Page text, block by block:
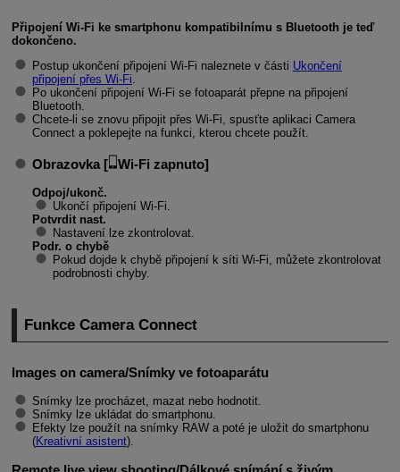
Připojení Wi-Fi ke smartphonu kompatibilnímu s Bluetooth je teď
dokončeno.
Postup ukončení připojení Wi-Fi naleznete v části Ukončení
připojení přes Wi-Fi
Po ukončení připojení Wi-Fi se fotoaparát přepne na připojení
Bluetooth.
Chcete-li se znovu připojit přes Wi-Fi , spusťte aplikaci Camera
Connect a poklepejte na funkci, kterou chcete použít.
Obrazovka [ Wi-Fi zapnuto]
Odpoj/ukonč.
Ukončí připojení Wi-Fi.
Potvrdit nast.
Nastavení lze zkontrolovat.
Podr. o chybě
Pokud dojde k chybě připojení k síti Wi-Fi, můžete zkontrolovat
podrobnosti chyby.
Funkce Camera Connect
Images on camera/Snímky ve fotoaparátu
Snímky lze procházet, mazat nebo hodnotit.
Snímky lze ukládat do smartphonu.
Efekty lze použít na snímky RAW a poté je uložit do smartphonu
(Kreativní asistent).